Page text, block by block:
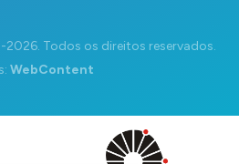
2026. Todos os direitos reservados.
WebContent